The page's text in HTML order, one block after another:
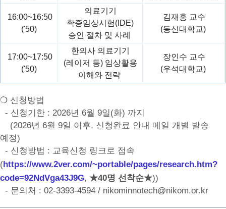
16:00~16:50
('50)
의료기기
확증임상시험(IDE)
승인 절차 및 사례
김재홍 교수
(동신대학교)
17:00~17:50
('50)
한의사 의료기기
(레이저 등) 임상활용
이해와 전략
장인수 교수
(우석대학교)
❍ 신청방법
- 신청기한 : 2026년 6월 9일(화) 까지
(2026년 6월 9일 이후, 신청완료 안내 메일 개별 발송
예정)
- 신청방법 : 교육신청 링크로 접속
(https://www.2ver.com/~portable/pages/research.htm?
code=92NdVga43J9G, ★40명 선착순★))
- 문의처 : 02-3393-4594 / nikominnotech@nikom.or.kr